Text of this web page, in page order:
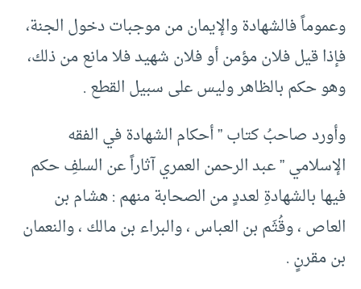
وعموماً فالشهادة والإيمان من موجبات دخول الجنة،
فإذا قيل فلان مؤمن أو فلان شهيد فلا مانع من ذلك،
وهو حكم بالظاهر وليس على سبيل القطع .
وأورد صاحبُ كتاب ” أحكام الشهادة في الفقه
الإسلامي ” عبد الرحمن العمري آثاراً عن السلفِ حكم
فيها بالشهادةِ لعددٍ من الصحابة منهم : هشام بن
العاص ، وقُثَم بن العباس ، والبراء بن مالك ، والنعمان
بن مقرنٍ .